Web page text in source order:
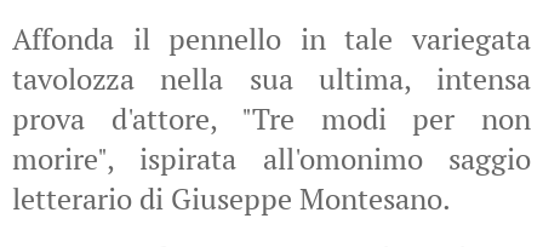
Affonda il pennello in tale variegata
tavolozza nella sua ultima, intensa
prova d'attore, "Tre modi per non
morire", ispirata all'omonimo saggio
letterario di Giuseppe Montesano.